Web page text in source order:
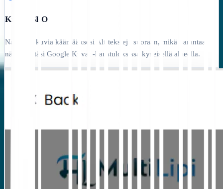
Kuvan SEO
Napsauta kuvia kääntääksesi Alt-tekstejä suoraan, mikä parantaa
näkyvyyttäsi Google Kuvat -haustuloksissa kyseisellä alueella.